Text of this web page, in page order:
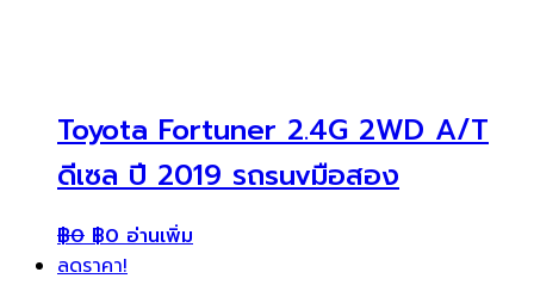
Toyota Fortuner 2.4G 2WD A/T
ดีเซล ปี 2019 รถsuvมือสอง
฿0 ฿0 อ่านเพิ่ม
ลดราคา!